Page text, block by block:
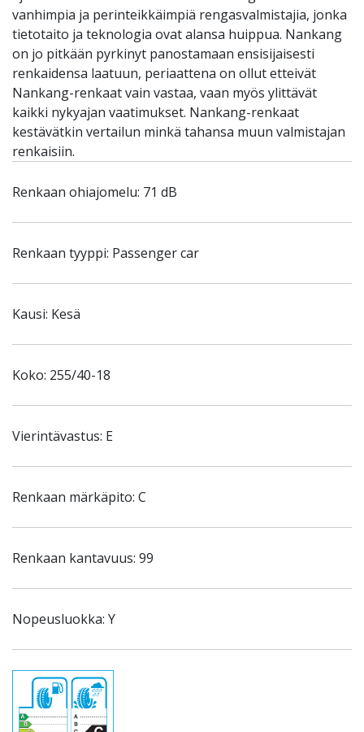
vanhimpia ja perinteikkäimpiä rengasvalmistajia, jonka
tietotaito ja teknologia ovat alansa huippua. Nankang
on jo pitkään pyrkinyt panostamaan ensisijaisesti
renkaidensa laatuun, periaattena on ollut etteivät
Nankang-renkaat vain vastaa, vaan myös ylittävät
kaikki nykyajan vaatimukset. Nankang-renkaat
kestävätkin vertailun minkä tahansa muun valmistajan
renkaisiin.
Renkaan ohiajomelu: 71 dB
Renkaan tyyppi: Passenger car
Kausi: Kesä
Koko: 255/40-18
Vierintävastus: E
Renkaan märkäpito: C
Renkaan kantavuus: 99
Nopeusluokka: Y